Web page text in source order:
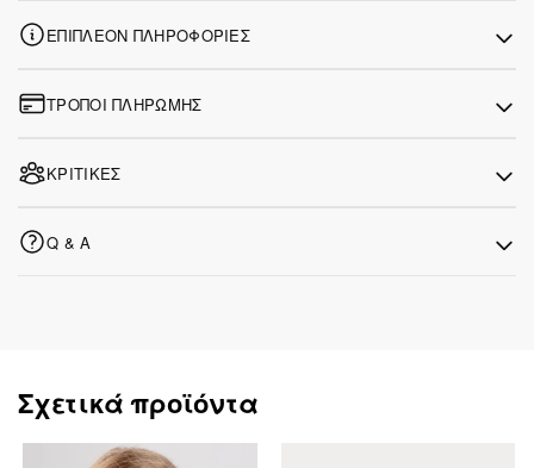
ΕΠΙΠΛΈΟΝ ΠΛΗΡΟΦΟΡΊΕΣ
ΤΡΌΠΟΙ ΠΛΗΡΩΜΉΣ
ΚΡΙΤΙΚΈΣ
Q & A
Σχετικά προϊόντα